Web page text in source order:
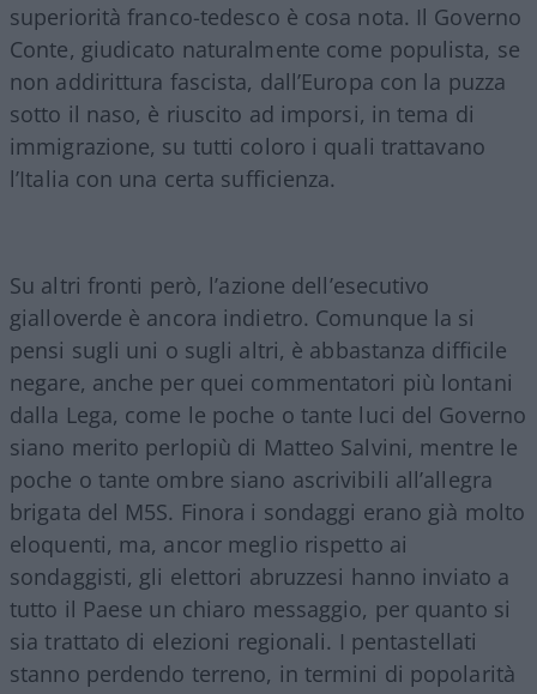
superiorità franco-tedesco è cosa nota. Il Governo
Conte, giudicato naturalmente come populista, se
non addirittura fascista, dall’Europa con la puzza
sotto il naso, è riuscito ad imporsi, in tema di
immigrazione, su tutti coloro i quali trattavano
l’Italia con una certa sufficienza.
Su altri fronti però, l’azione dell’esecutivo
gialloverde è ancora indietro. Comunque la si
pensi sugli uni o sugli altri, è abbastanza difficile
negare, anche per quei commentatori più lontani
dalla Lega, come le poche o tante luci del Governo
siano merito perlopiù di Matteo Salvini, mentre le
poche o tante ombre siano ascrivibili all’allegra
brigata del M5S. Finora i sondaggi erano già molto
eloquenti, ma, ancor meglio rispetto ai
sondaggisti, gli elettori abruzzesi hanno inviato a
tutto il Paese un chiaro messaggio, per quanto si
sia trattato di elezioni regionali. I pentastellati
stanno perdendo terreno, in termini di popolarità